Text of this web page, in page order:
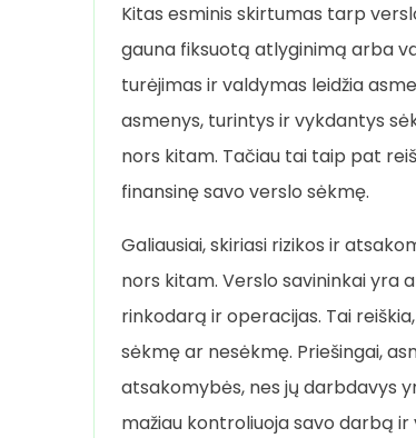
Kitas esminis skirtumas tarp
gauna fiksuotą atlyginimą arba
turėjimas ir valdymas leidžia
asmenys, turintys ir vykdantys
nors kitam. Tačiau tai taip pat
finansinę savo verslo sėkmę.
Galiausiai, skiriasi rizikos ir
nors kitam. Verslo savininkai yra
rinkodarą ir operacijas. Tai
sėkmę ar nesėkmę. Priešingai,
atsakomybės, nes jų darbdavys
mažiau kontroliuoja savo darbą